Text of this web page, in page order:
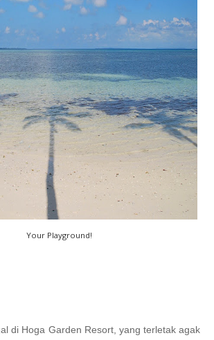
Your Playground!
di Hoga Garden Resort, yang terletak agak